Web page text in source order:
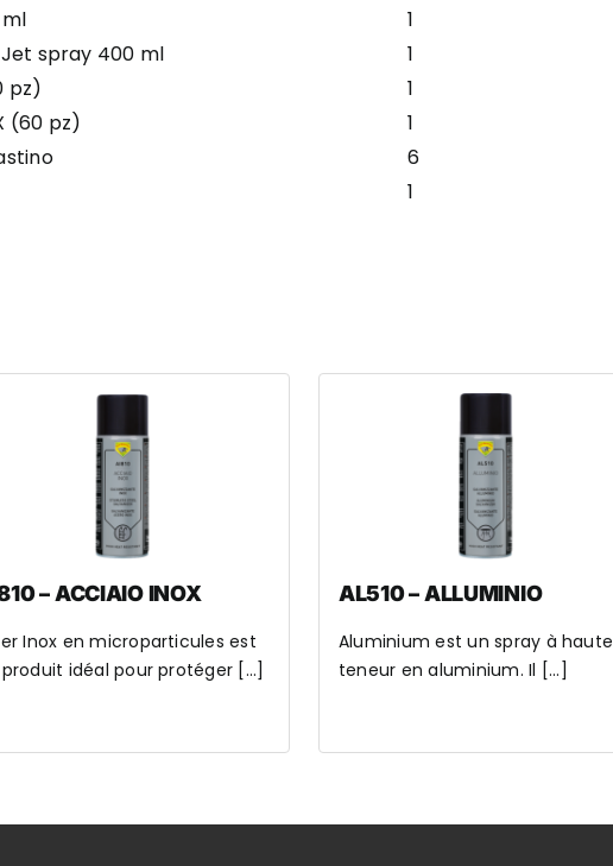
ml
1
Jet spray 400 ml
1
pz)
1
(60 pz)
1
6
1
– ACCIAIO INOX
Inox en microparticules est
idéal pour protéger [...]
AL510 – ALLUMINIO
Aluminium est un spray à haute
teneur en aluminium. Il [...]